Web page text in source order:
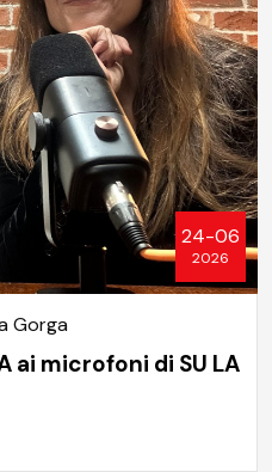
24-06
2026
Gorga
ai microfoni di SU LA